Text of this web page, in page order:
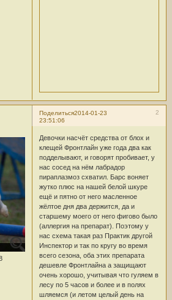
Поделиться 2
2014-01-23
23:51:06
Девочки насчёт средства от блох и
клещей Фронтлайн уже года два как
подделывают, и говорят пробивает, у
нас сосед на нём лабрадор
пираплазмоз схватил. Барс воняет
жутко плюс на нашей белой шкуре
ещё и пятно от него масленное
жёлтое дня два держится, да и
старшему моего от него фигово было
(аллергия на препарат). Поэтому у
нас схема такая раз Практик другой
Инспектор и так по кругу во время
всего сезона, оба этих препарата
дешевле Фронтлайна а защищают
очень хорошо, учитывая что гуляем в
лесу по 5 часов и более и в полях
шляемся (и летом целый день на